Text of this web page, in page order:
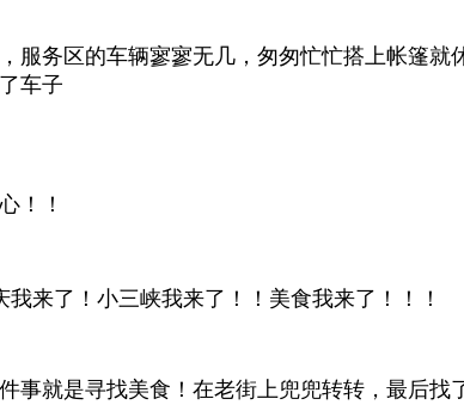
服务区的车辆寥寥无几，匆匆忙忙搭上帐篷就
车子
！！
来了！小三峡我来了！！美食我来了！！！
事就是寻找美食！在老街上兜兜转转，最后找